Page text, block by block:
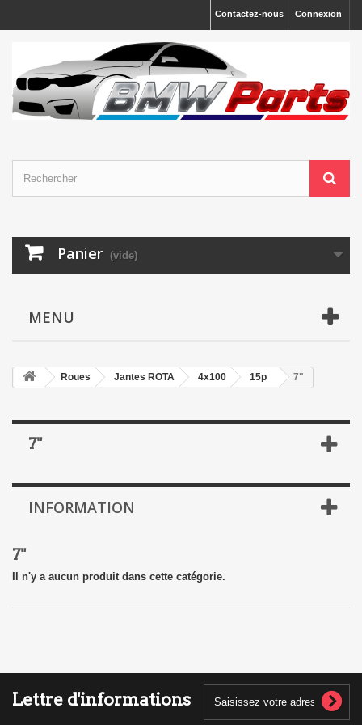
Connexion
Contactez-nous
Panier (vide)
MENU
Roues Jantes ROTA 4x100 15p 7"
7"
INFORMATION
7"
Il n'y a aucun produit dans cette catégorie.
Lettre d'informations